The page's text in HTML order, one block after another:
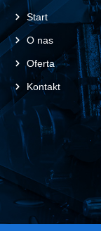
Start
O nas
Oferta
Kontakt